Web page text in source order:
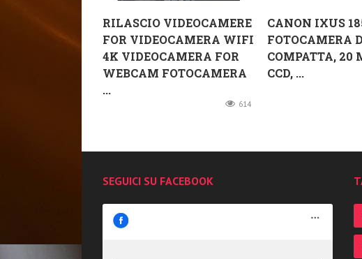
RILASCIO VIDEOCAMERE
FOR VIDEOCAMERA WIFI
4K VIDEOCAMERA FOR
WEBCAM FOTOCAMERA
...
614
CANON IXUS
FOTOCAMERA
COMPATTA, 20
CCD, ...
SEGUICI SU FACEBOOK